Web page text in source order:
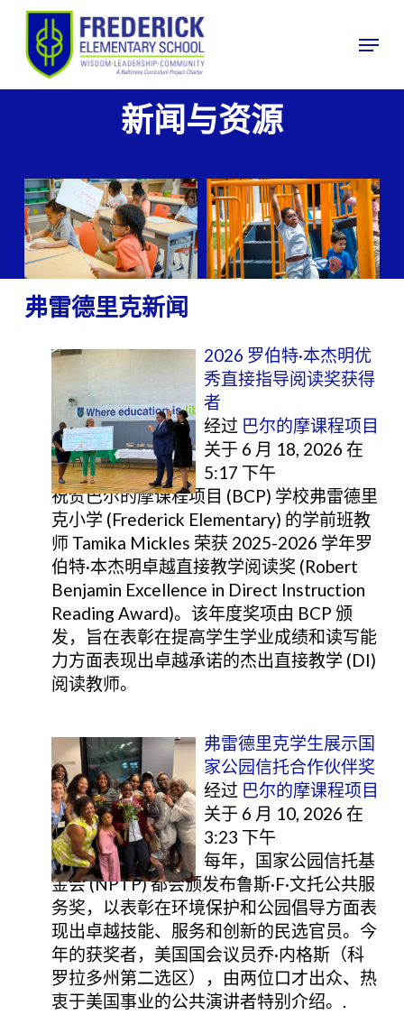
菜单
新闻与资源
弗雷德里克新闻
2026 罗伯特·本杰明优
秀直接指导阅读奖获得
者
经过 巴尔的摩课程项目
关于 6 月 18, 2026 在
5:17 下午
祝贺巴尔的摩课程项目 (BCP) 学校弗雷德里
克小学 (Frederick Elementary) 的学前班教
师 Tamika Mickles 荣获 2025-2026 学年罗
伯特·本杰明卓越直接教学阅读奖 (Robert
Benjamin Excellence in Direct Instruction
Reading Award)。该年度奖项由 BCP 颁
发，旨在表彰在提高学生学业成绩和读写能
力方面表现出卓越承诺的杰出直接教学 (DI)
阅读教师。
弗雷德里克学生展示国
家公园信托合作伙伴奖
经过 巴尔的摩课程项目
关于 6 月 10, 2026 在
3:23 下午
每年，国家公园信托基
金会 (NPTP) 都会颁发布鲁斯·F·文托公共服
务奖，以表彰在环境保护和公园倡导方面表
现出卓越技能、服务和创新的民选官员。今
年的获奖者，美国国会议员乔·内格斯（科
罗拉多州第二选区），由两位口才出众、热
衷于美国事业的公共演讲者特别介绍。.